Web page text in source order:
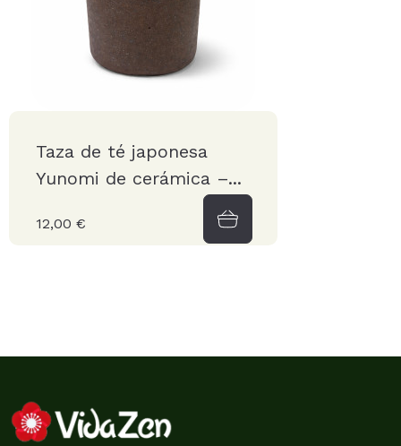
Taza de té japonesa
Yunomi de cerámica –...
12,00 €